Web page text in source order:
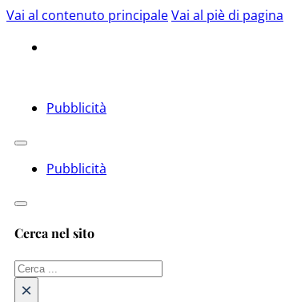
Vai al contenuto principaleVai al piè di pagina
Pubblicità
Pubblicità
Cerca nel sito
Cerca
×